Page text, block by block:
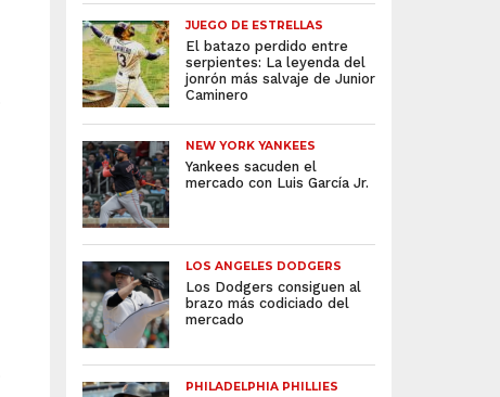
JUEGO DE ESTRELLAS
El batazo perdido entre
serpientes: La leyenda del
jonrón más salvaje de Junior
Caminero
NEW YORK YANKEES
Yankees sacuden el
mercado con Luis García Jr.
LOS ANGELES DODGERS
Los Dodgers consiguen al
brazo más codiciado del
mercado
PHILADELPHIA PHILLIES